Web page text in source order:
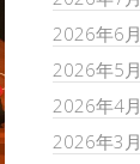
2026年6月
2026年5月
2026年4月
2026年3月